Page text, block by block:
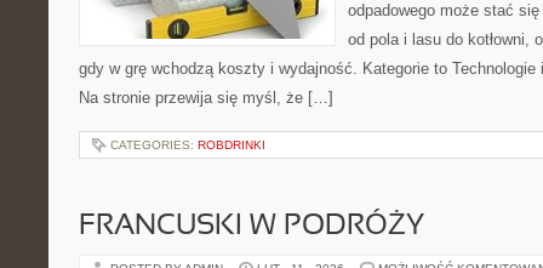
odpadowego może stać
od pola i lasu do kotłowni,
gdy w grę wchodzą koszty i wydajność. Kategorie to Technologie
Na stronie przewija się myśl, że […]
CATEGORIES: ROBDRINKI
FRANCUSKI W PODRÓŻY